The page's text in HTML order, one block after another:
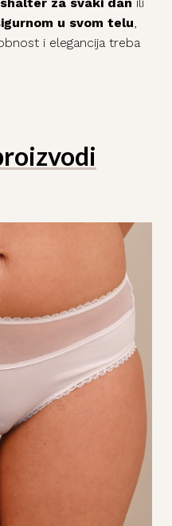
za svaki dan ili
u svom telu,
i elegancija treba